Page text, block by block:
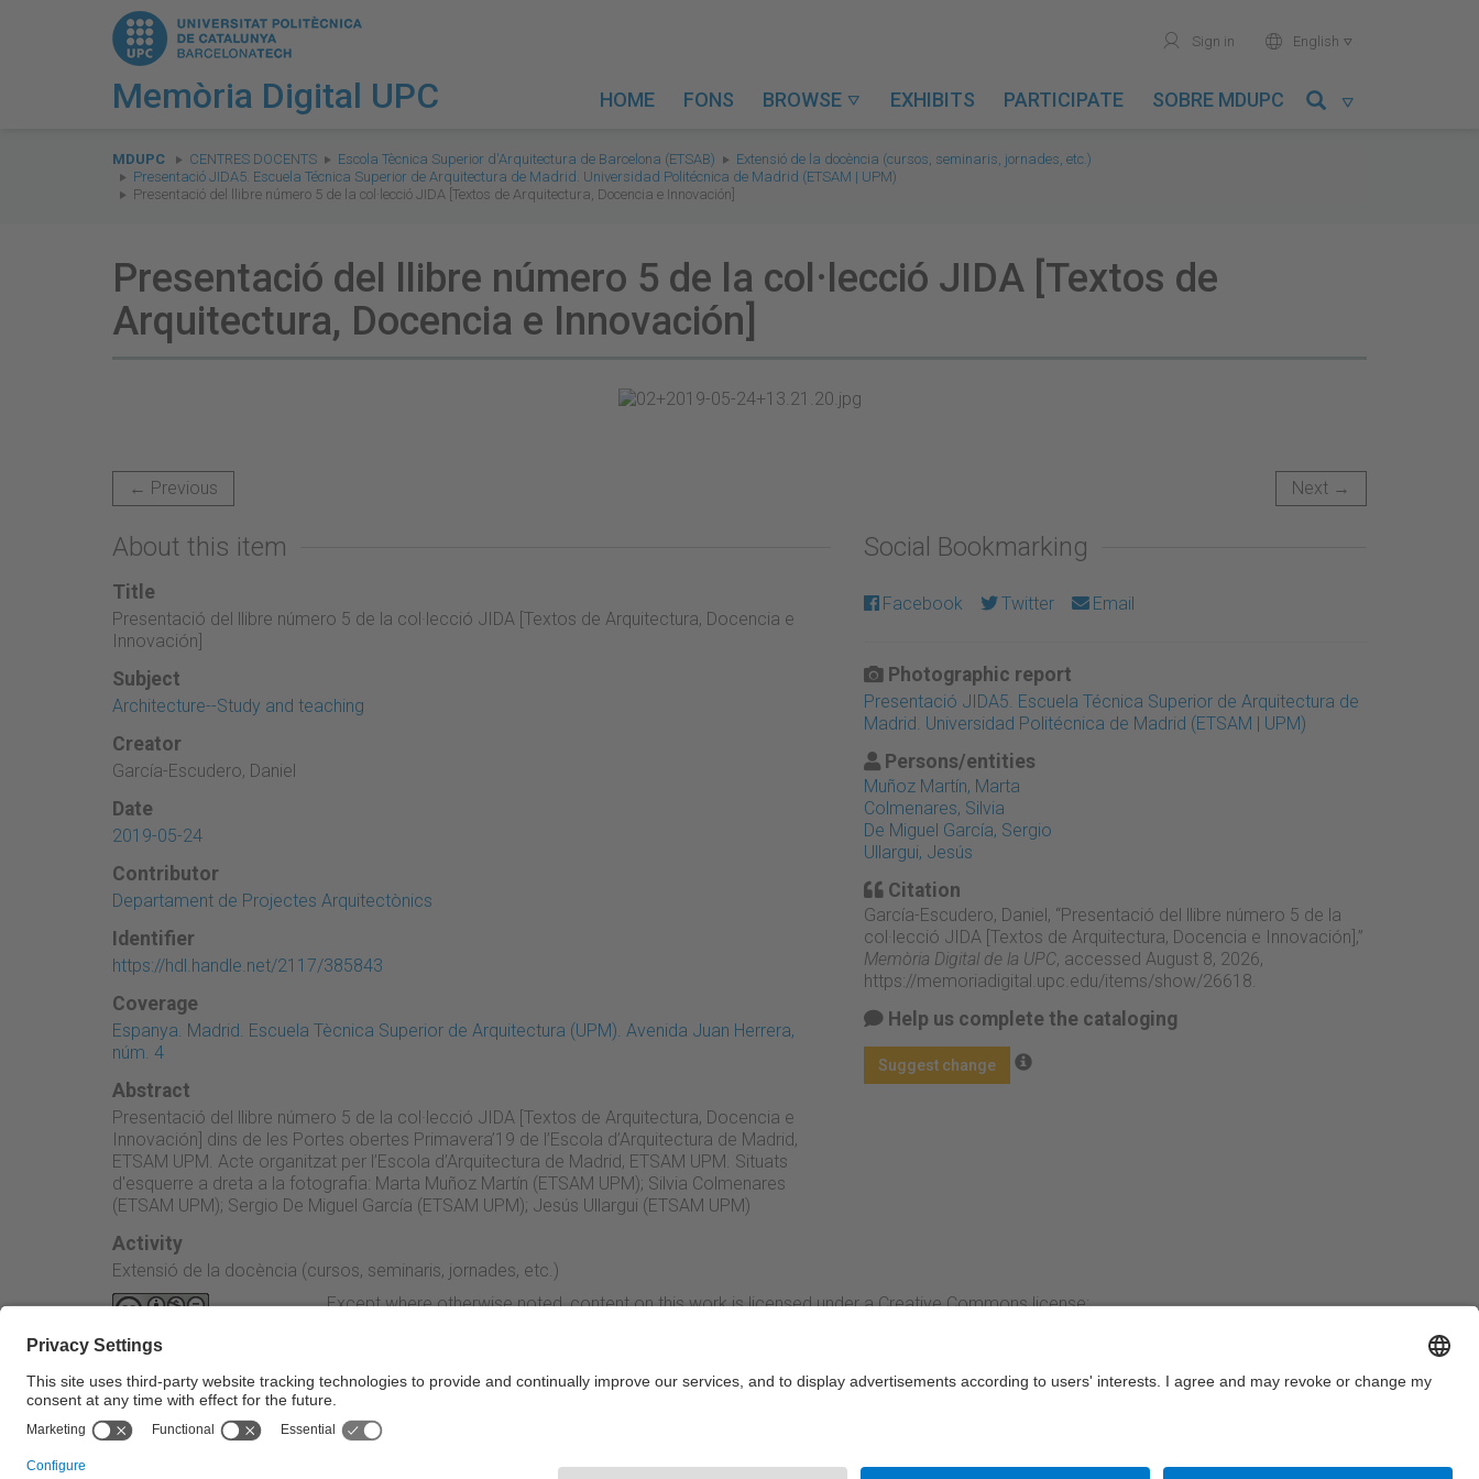
Memòria Digital UPC
user Sign in world English 
HOME FONS BROWSE  EXHIBITS PARTICIPATE SOBRE MDUPC 
are
here:
MDUPC CENTRES DOCENTS Escola Tècnica Superior d'Arquitectura de Barcelona (ETSAB)
Extensió de la docència (cursos, seminaris, jornades, etc.)
Presentació JIDA5. Escuela Técnica Superior de Arquitectura de Madrid. Universidad Politécnica de Madrid (ETSAM | UPM)
Presentació del llibre número 5 de la col·lecció JIDA [Textos de Arquitectura, Docencia e Innovación]
Presentació del llibre número 5 de la col·lecció JIDA [Textos de
Arquitectura, Docencia e Innovación]
← Previous Next →
About this item
Title
Presentació del llibre número 5 de la col·lecció JIDA [Textos de Arquitectura, Docencia e
Innovación]
Subject
Architecture--Study and teaching
Creator
García-Escudero, Daniel
Date
2019-05-24
Contributor
Departament de Projectes Arquitectònics
Identifier
https://hdl.handle.net/2117/385843
Coverage
Espanya. Madrid. Escuela Tècnica Superior de Arquitectura (UPM). Avenida Juan Herrera,
núm. 4
Abstract
Presentació del llibre número 5 de la col·lecció JIDA [Textos de Arquitectura, Docencia e
Innovación] dins de les Portes obertes Primavera’19 de l’Escola d’Arquitectura de Madrid,
ETSAM UPM. Acte organitzat per l’Escola d’Arquitectura de Madrid, ETSAM UPM. Situats
d'esquerre a dreta a la fotografia: Marta Muñoz Martín (ETSAM UPM); Silvia Colmenares
(ETSAM UPM); Sergio De Miguel García (ETSAM UPM); Jesús Ullargui (ETSAM UPM)
Activity
Extensió de la docència (cursos, seminaris, jornades, etc.)
Social Bookmarking
Facebook Twitter Email
Photographic report
Presentació JIDA5. Escuela Técnica Superior de Arquitectura de
Madrid. Universidad Politécnica de Madrid (ETSAM | UPM)
Persons/entities
Muñoz Martín, Marta
Colmenares, Silvia
De Miguel García, Sergio
Ullargui, Jesús
Citation
García-Escudero, Daniel, “Presentació del llibre número 5 de la
col·lecció JIDA [Textos de Arquitectura, Docencia e Innovación],”
Memòria Digital de la UPC, accessed August 8, 2026,
https://memoriadigital.upc.edu/items/show/26618
Help us complete the cataloging
Suggest change
Except where otherwise noted, content on this work is licensed under a Creative Commons license:
← Previous